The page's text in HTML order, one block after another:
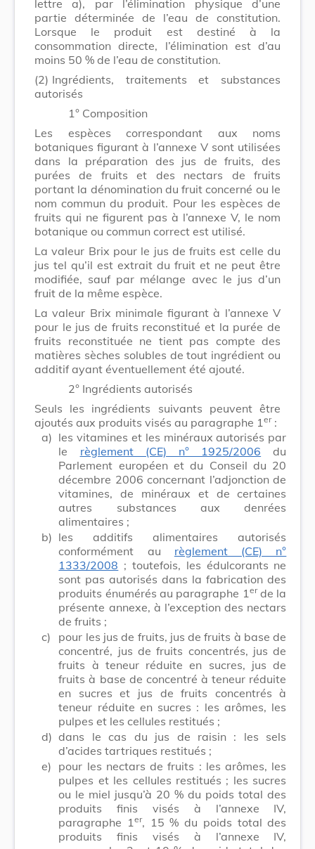
lettre a), par l’élimination physique d’une
partie déterminée de l’eau de constitution.
Lorsque le produit est destiné à la
consommation directe, l’élimination est d’au
moins 50 % de l’eau de constitution.
(2) Ingrédients, traitements et substances
autorisés
1° Composition
Les espèces correspondant aux noms
botaniques figurant à l’annexe V sont utilisées
dans la préparation des jus de fruits, des
purées de fruits et des nectars de fruits
portant la dénomination du fruit concerné ou le
nom commun du produit. Pour les espèces de
fruits qui ne figurent pas à l’annexe V, le nom
botanique ou commun correct est utilisé.
La valeur Brix pour le jus de fruits est celle du
jus tel qu’il est extrait du fruit et ne peut être
modifiée, sauf par mélange avec le jus d’un
fruit de la même espèce.
La valeur Brix minimale figurant à l’annexe V
pour le jus de fruits reconstitué et la purée de
fruits reconstituée ne tient pas compte des
matières sèches solubles de tout ingrédient ou
additif ayant éventuellement été ajouté.
2° Ingrédients autorisés
Seuls les ingrédients suivants peuvent être
ajoutés aux produits visés au paragraphe 1 er:
a) les vitamines et les minéraux autorisés par
le règlement (CE) n° 1925/2006 du
Parlement européen et du Conseil du 20
décembre 2006 concernant l’adjonction de
vitamines, de minéraux et de certaines
autres substances aux denrées
alimentaires ;
b) les additifs alimentaires autorisés
conformément au règlement (CE) n°
1333/2008 ; toutefois, les édulcorants ne
sont pas autorisés dans la fabrication des
produits énumérés au paragraphe 1 erde la
présente annexe, à l’exception des nectars
de fruits ;
c)
pour les jus de fruits, jus de fruits à base de
concentré, jus de fruits concentrés, jus de
fruits à teneur réduite en sucres, jus de
fruits à base de concentré à teneur réduite
en sucres et jus de fruits concentrés à
teneur réduite en sucres : les arômes, les
pulpes et les cellules restitués ;
d) dans le cas du jus de raisin : les sels
d’acides tartriques restitués ;
e) pour les nectars de fruits : les arômes, les
pulpes et les cellules restitués ; les sucres
ou le miel jusqu’à 20 % du poids total des
produits finis visés à l’annexe IV,
paragraphe 1er, 15 % du poids total des
produits finis visés à l’annexe IV,